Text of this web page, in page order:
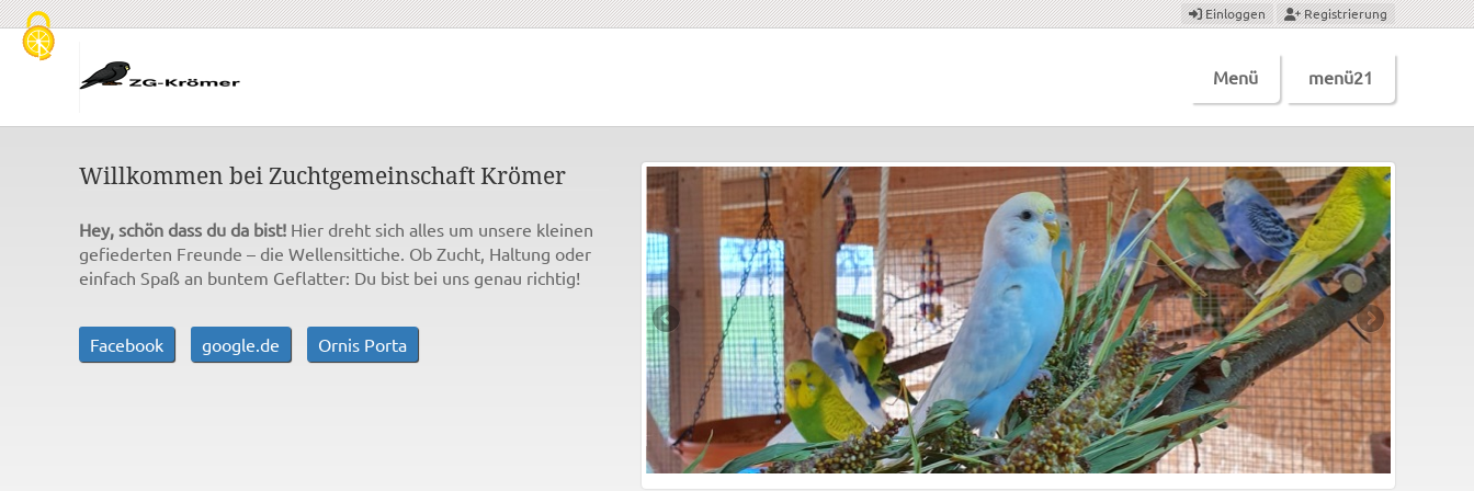
Einloggen Registrierung
Menü menü21
Willkommen bei Zuchtgemeinschaft Krömer
Hey, schön dass du da bist! Hier dreht sich alles um unsere kleinen
gefiederten Freunde – die Wellensittiche. Ob Zucht, Haltung oder
einfach Spaß an buntem Geflatter: Du bist bei uns genau richtig!
Facebook google.de Ornis Porta
Cookie-Einstellungen